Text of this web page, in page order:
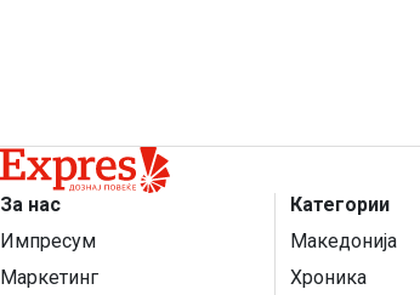
За нас
Импресум
Маркетинг
Категории
Македонија
Хроника